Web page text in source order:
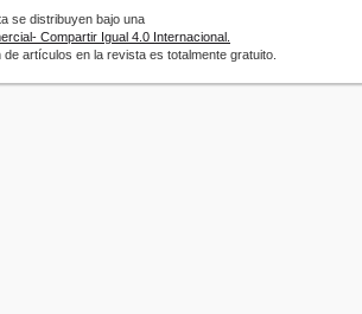
se distribuyen bajo una
Compartir Igual 4.0 Internacional.
artículos en la revista es totalmente gratuito.